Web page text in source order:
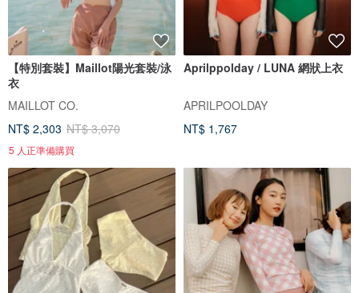
【特別套裝】Maillot陽光套裝/泳
衣
MAILLOT CO.
NT$ 2,303 NT$ 3,070
5 人正準備購買
Aprilppolday / LUNA 網狀上衣
APRILPOOLDAY
NT$ 1,767